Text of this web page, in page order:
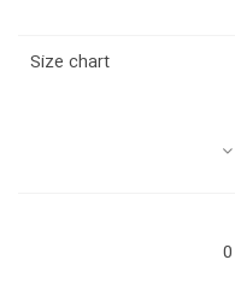
Size chart
0